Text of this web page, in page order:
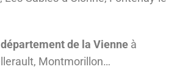
de la Vienne à
Montmorillon…